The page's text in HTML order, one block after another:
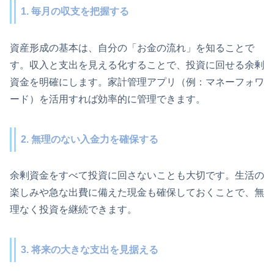
1. 毎月の収支を把握する
資産形成の基本は、自分の「お金の流れ」を知ることで
す。収入と支出を見える化することで、投資に回せる余剰
資金を明確にします。家計管理アプリ（例：マネーフォワ
ード）を活用すれば効率的に管理できます。
2. 無理のない入金力を確保する
余剰資金をすべて投資に回さないことも大切です。生活の
楽しみや急な出費に備えた現金も確保しておくことで、無
理なく投資を継続できます。
3. 将来の大きな支出を見据える